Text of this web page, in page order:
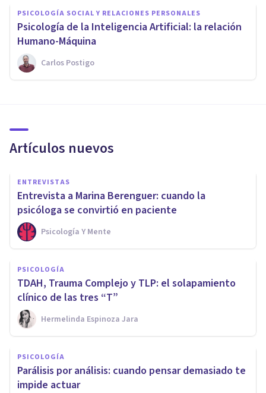
PSICOLOGÍA SOCIAL Y RELACIONES PERSONALES
Psicología de la Inteligencia Artificial: la relación
Humano-Máquina
Carlos Postigo
Artículos nuevos
ENTREVISTAS
Entrevista a Marina Berenguer: cuando la
psicóloga se convirtió en paciente
Psicología Y Mente
PSICOLOGÍA
TDAH, Trauma Complejo y TLP: el solapamiento
clínico de las tres “T”
Hermelinda Espinoza Jara
PSICOLOGÍA
Parálisis por análisis: cuando pensar demasiado te
impide actuar